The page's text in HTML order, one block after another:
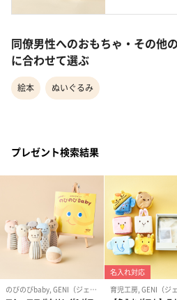
同僚男性へのおもちゃ・その他
に合わせて選ぶ
絵本 ぬいぐるみ
プレゼント検索結果